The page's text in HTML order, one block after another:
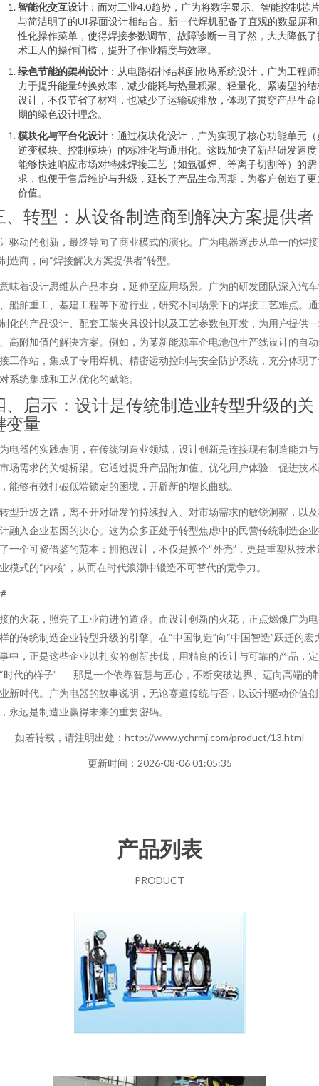
智能化交互设计 ：面对工业4.0趋势，广为将数字显示、智能控制芯
与简洁明了的UI界面设计相结合。新一代焊机配备了直观的数显屏
性化操作菜单，使得焊接参数调节、故障诊断一目了然，大大降低了
术工人的操作门槛，提升了作业精度与效率。
绿色节能的架构设计 ：从电路拓扑结构到散热系统设计，广为工程
力于提升能量转换效率，减少能耗与热量积聚。轻量化、紧凑型的结
设计，不仅节省了材料，也减少了运输碳排放，体现了贯穿产品生命
期的绿色设计理念。
模块化与平台化设计 ：通过模块化设计，广为实现了核心功能单元
逆变模块、控制模块）的标准化与通用化。这既加快了新品研发速度
能够快速响应市场对特殊焊接工艺（如氩弧焊、等离子切割等）的需
求，也便于售后维护与升级，延长了产品生命周期，为客户创造了更
价值。
、转型：从设备制造商到解决方案提供者
驱动的创新，最终导向了商业模式的演化。广为电器逐步从单一的焊
造商，向“焊接解决方案提供者”转型。
味着设计思维从产品本身，延伸至应用场景。广为的研发团队深入汽
船舶重工、基建工程等下游行业，研究不同场景下的焊接工艺难点。
化的产品设计、配套工装夹具设计以及工艺参数包开发，为用户提供
高附加值的解决方案。例如，为某新能源车企电池包生产线设计的自
工作站，集成了专用焊机、精密运动控制与安全防护系统，充分体现
系统集成和工艺优化的赋能。
、启示：设计是传统制造业转型升级的关
变量
电器的实践表明，在传统制造业领域，设计创新是连接现有制造能力
场需求的关键桥梁。它通过提升产品附加值、优化用户体验、促进技
能够有效打破低端锁定的困境，开辟新的增长曲线。
型升级之路，离不开对研发的持续投入、对市场需求的敏锐洞察，以
融入企业基因的决心。这为众多正处于转型焦虑中的民营传统制造企
一个可资借鉴的范本：拥抱设计，不仅是换个“外壳”，更是重塑从技术
模式的“内核”，从而在时代浪潮中锻造不可替代的竞争力。
的火花，照亮了工业前进的道路。而设计创新的火花，正点燃像广为
的传统制造企业转型升级的引擎。在“中国制造”向“中国智造”跃迁的宏
中，正是这些企业以扎实的创新步伐，用精良的设计与可靠的产品，
时代的样子”——那是一个依靠智慧与匠心，不断突破边界、迈向高端的
新时代。广为电器的故事说明，无论赛道传统与否，以设计驱动价值创
永远是制造业赢得未来的重要密码。
如若转载，请注明出处：http://www.ychrmj.com/product/13.html
更新时间：2026-08-06 01:05:35
产品列表
PRODUCT